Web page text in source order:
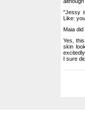
"Jessy
Like:
Maia
Yes,
skin
I sure